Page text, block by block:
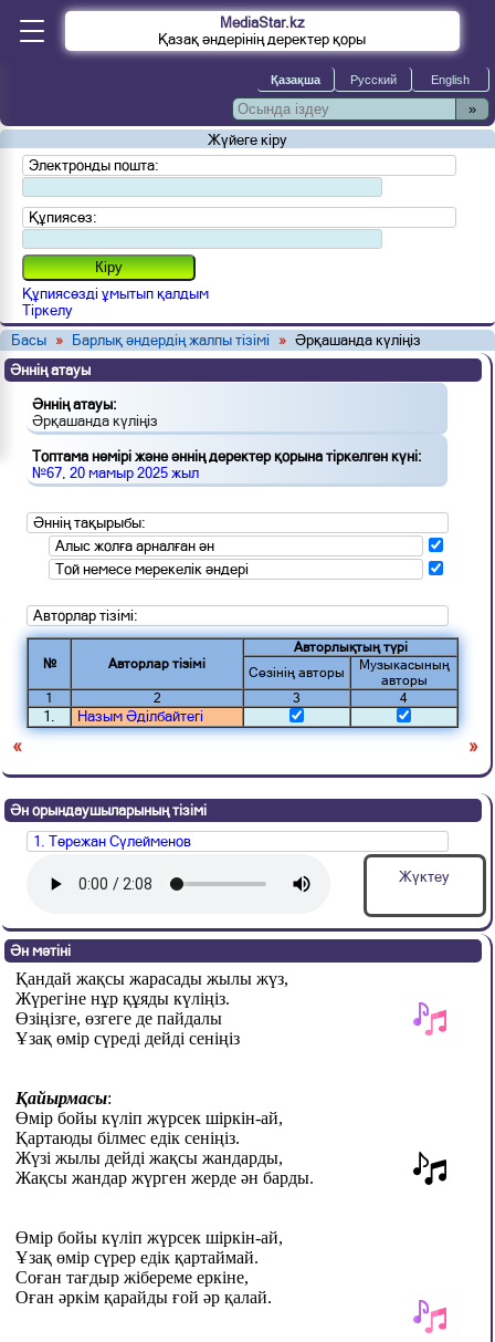
MediaStar.kz
Қазақ әндерінің деректер қоры
»
Жүйеге кіру
Электронды пошта:
Құпиясөз:
Құпиясөзді ұмытып қалдым
Тіркелу
Басы » Барлық әндердің жалпы тізімі » Әрқашанда күліңіз
Әннің атауы
Әннің атауы:
Әрқашанда күліңіз
Топтама нөмірі және әннің деректер қорына тіркелген күні:
№67, 20 мамыр 2025 жыл
Әннің тақырыбы:
Алыс жолға арналған ән
Той немесе мерекелік әндері
Авторлар тізімі:
№ Авторлар тізімі
Авторлықтың түрі
Сөзінің авторы
Музыкасының
авторы
1
2 3 4
1. Назым Әділбайтегі
« »
Ән орындаушыларының тізімі
1. Төрежан Сүлейменов
Жүктеу
Ән мәтіні
Қандай жақсы жарасады жылы жүз,
Жүрегіне нұр құяды күліңіз.
Өзіңізге, өзгеге де пайдалы
Ұзақ өмір сүреді дейді сеніңіз
Қайырмасы:
Өмір бойы күліп жүрсек шіркін-ай,
Қартаюды білмес едік сеніңіз.
Жүзі жылы дейді жақсы жандарды,
Жақсы жандар жүрген жерде ән барды.
Өмір бойы күліп жүрсек шіркін-ай,
Ұзақ өмір сүрер едік қартаймай.
Соған тағдыр жібереме еркіне,
Оған әркім қарайды ғой әр қалай.